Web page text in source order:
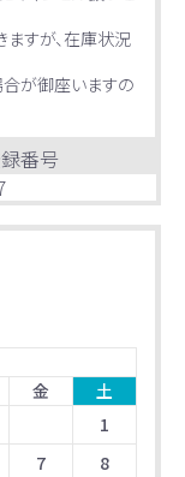
ますが、在庫状況
合が御座いますの
番号
金
土
1
7
8